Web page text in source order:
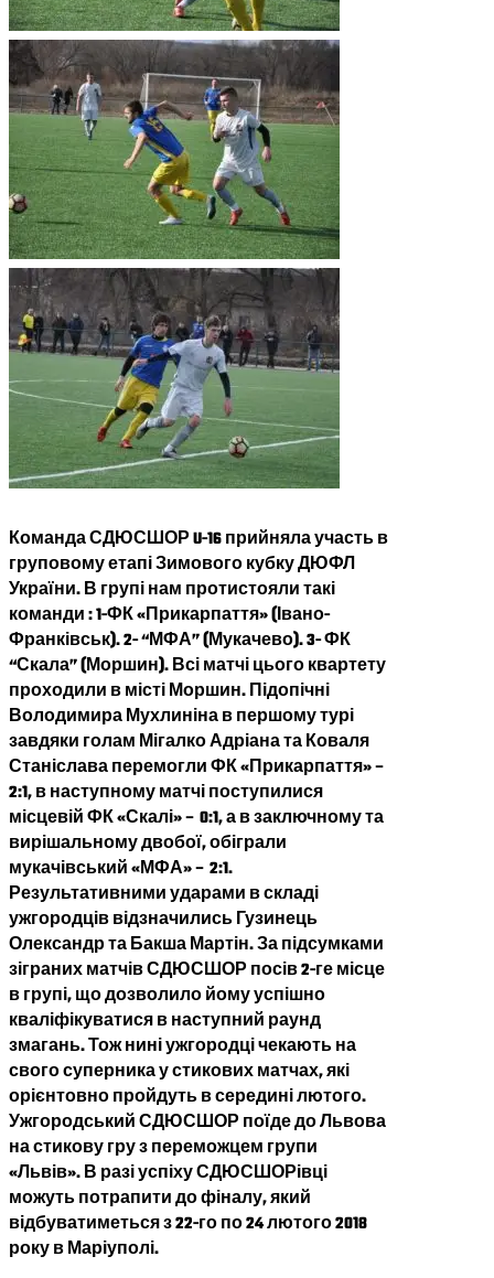
Команда СДЮСШОР U-16 прийняла участь в
груповому етапі Зимового кубку ДЮФЛ
України. В групі нам протистояли такі
команди : 1-ФК «Прикарпаття» (Івано-
Франківськ). 2- “МФА” (Мукачево). 3- ФК
“Скала” (Моршин). Всі матчі цього квартету
проходили в місті Моршин. Підопічні
Володимира Мухлиніна в першому турі
завдяки голам Мігалко Адріана та Коваля
Станіслава перемогли ФК «Прикарпаття» –
2:1, в наступному матчі поступилися
місцевій ФК «Скалі» – 0:1, а в заключному та
вирішальному двобої, обіграли
мукачівський «МФА» – 2:1.
Результативними ударами в складі
ужгородців відзначились Гузинець
Олександр та Бакша Мартін. За підсумками
зіграних матчів СДЮСШОР посів 2-ге місце
в групі, що дозволило йому успішно
кваліфікуватися в наступний раунд
змагань. Тож нині ужгородці чекають на
свого суперника у стикових матчах, які
орієнтовно пройдуть в середині лютого.
Ужгородський СДЮСШОР поїде до Львова
на стикову гру з переможцем групи
«Львів». В разі успіху СДЮСШОРівці
можуть потрапити до фіналу, який
відбуватиметься з 22-го по 24 лютого 2018
року в Маріуполі.